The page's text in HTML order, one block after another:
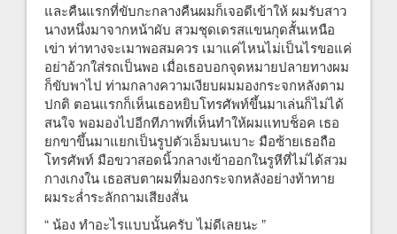
และคืนแรกที่ขับกะกลางคืนผมก็เจอดีเข้าให้ ผมรับสาว
นางหนึ่งมาจากหน้าผับ สวมชุดเดรสแขนกุดสั้นเหนือ
เข่า ท่าทางจะเมาพอสมควร เมาแค่ไหนไม่เป็นไรขอแค่
อย่าอ้วกใส่รถเป็นพอ เมื่อเธอบอกจุดหมายปลายทางผม
ก็ขับพาไป ท่ามกลางความเงียบผมมองกระจกหลังตาม
ปกติ ตอนแรกก็เห็นเธอหยิบโทรศัพท์ขึ้นมาเล่นก็ไม่ได้
สนใจ พอมองไปอีกทีภาพที่เห็นทำให้ผมแทบช็อค เธอ
ยกขาขึ้นมาแยกเป็นรูปตัวเอ็มบนเบาะ มือซ้ายเธอถือ
โทรศัพท์ มือขวาสอดนิ้วกลางเข้าออกในรูหีที่ไม่ได้สวม
กางเกงใน เธอสบตาผมที่มองกระจกหลังอย่างท้าทาย
ผมระล่ำระลักถามเสียงสั่น
“ น้อง ทำอะไรแบบนั้นครับ ไม่ดีเลยนะ ”